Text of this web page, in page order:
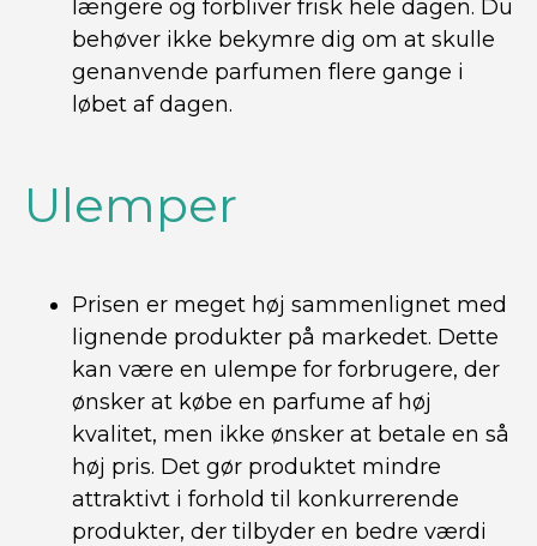
længere og forbliver frisk hele dagen. Du
behøver ikke bekymre dig om at skulle
genanvende parfumen flere gange i
løbet af dagen.
Ulemper
Prisen er meget høj sammenlignet med
lignende produkter på markedet. Dette
kan være en ulempe for forbrugere, der
ønsker at købe en parfume af høj
kvalitet, men ikke ønsker at betale en så
høj pris. Det gør produktet mindre
attraktivt i forhold til konkurrerende
produkter, der tilbyder en bedre værdi